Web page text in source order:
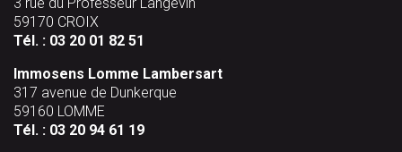
59170 CROIX
Tél. : 03 20 01 82 51
Immosens Lomme Lambersart
317 avenue de Dunkerque
59160 LOMME
Tél. : 03 20 94 61 19